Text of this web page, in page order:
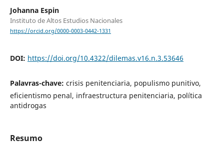
Johanna Espin
Instituto de Altos Estudios Nacionales
https://orcid.org/0000-0003-0442-1331
DOI: https://doi.org/10.4322/dilemas.v16.n.3.53646
Palavras-chave: crisis penitenciaria, populismo punitivo,
eficientismo penal, infraestructura penitenciaria, política
antidrogas
Resumo